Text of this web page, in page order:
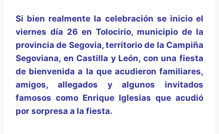
Si bien realmente la celebración se inicio el
viernes día 26 en Tolocirio, municipio de la
provincia de Segovia, territorio de la Campiña
Segoviana, en Castilla y León, con una fiesta
de bienvenida a la que acudieron familiares,
amigos, allegados y algunos invitados
famosos como Enrique Iglesias que acudió
por sorpresa a la fiesta.